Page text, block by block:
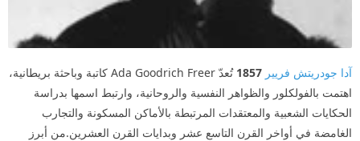
آدا جودريتش فريير 1857
تُعدّ Ada Goodrich Freer كاتبة وباحثة بريطانية،
اهتمت بالفولكلور والظواهر النفسية والروحانية، وارتبط اسمها بدراسة
الحكايات الشعبية والمعتقدات المرتبطة بالأماكن المسكونة والتجارب
الغامضة في أواخر القرن التاسع عشر وبدايات القرن العشرين.من أبرز